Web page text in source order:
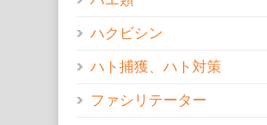
ハクビシン
ハト捕獲、ハト対策
ファシリテーター